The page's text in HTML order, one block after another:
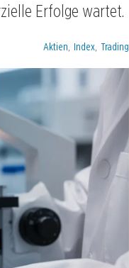
Erfolge wartet.
Kategorien:
Aktien Index Trading